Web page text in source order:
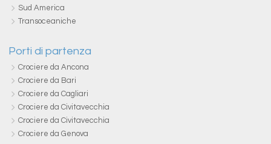
Sud America
Transoceaniche
Porti di partenza
Crociere da Ancona
Crociere da Bari
Crociere da Cagliari
Crociere da Civitavecchia
Crociere da Civitavecchia
Crociere da Genova